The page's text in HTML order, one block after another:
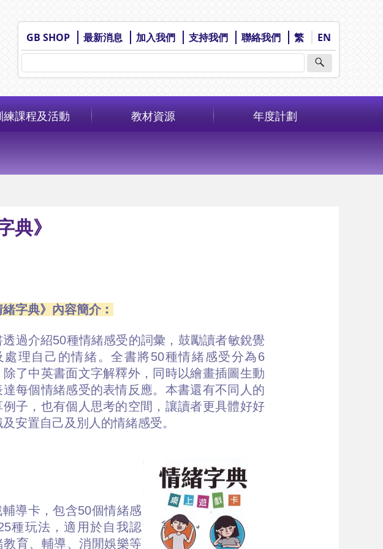
GB SHOP 最新消息 加入我們 支持我們 聯絡我們 繁 EN
練課程及活動 教材資源 年度計劃
典》
緒字典》內容簡介︰
透過介紹50種情緒感受的詞彙，鼓勵讀者敏銳覺
處理自己的情緒。全書將50種情緒感受分為6
除了中英書面文字解釋外，同時以繪畫插圖生動
達每個情緒感受的表情反應。本書還有不同人的
例子，也有個人思考的空間，讓讀者更具體好好
安置自己及別人的情緒感受。
導卡，包含50個情緒感
種玩法，適用於自我認
育、輔導、消閒娛樂等